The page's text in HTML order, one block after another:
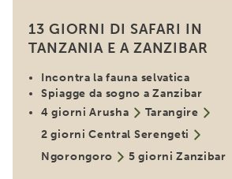
13 GIORNI DI SAFARI IN
TANZANIA E A ZANZIBAR
Incontra la fauna selvatica
Spiagge da sogno a Zanzibar
4 giorni Arusha
Tarangire
2 giorni Central Serengeti
Ngorongoro
5 giorni Zanzibar